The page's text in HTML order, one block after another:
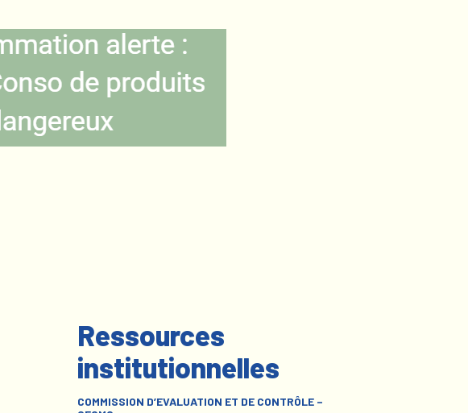
Ressources
institutionnelles
COMMISSION D’EVALUATION ET DE CONTRÔLE –